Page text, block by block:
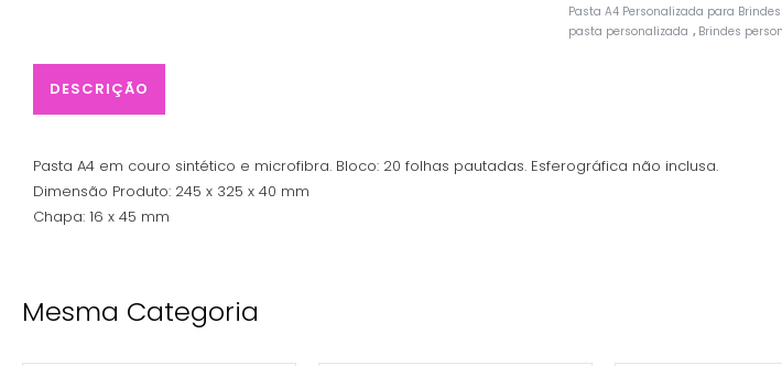
Pasta A4 Personalizada para Brindes
pasta personalizada , Brindes
DESCRIÇÃO
Pasta A4 em couro sintético e microfibra. Bloco: 20 folhas pautadas. Esferográfica não inclusa.
Dimensão Produto: 245 x 325 x 40 mm
Chapa: 16 x 45 mm
Mesma Categoria